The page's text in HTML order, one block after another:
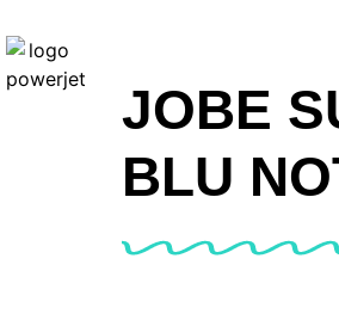
JOBE
BLU